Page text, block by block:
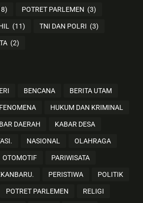
POTRET PARLEMEN (3)
(11) TNI DAN POLRI (3)
(2)
BENCANA BERITA UTAM
FENOMENA HUKUM DAN KRIMINAL
DAERAH KABAR DESA
NASIONAL OLAHRAGA
OTOMOTIF PARIWISATA
PERISTIWA POLITIK
POTRET PARLEMEN RELIGI